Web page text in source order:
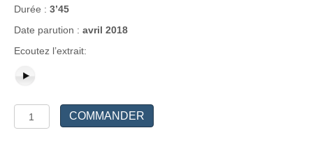
Durée : 3’45
Date parution : avril 2018
Ecoutez l’extrait:
quantité
de
COMMANDER